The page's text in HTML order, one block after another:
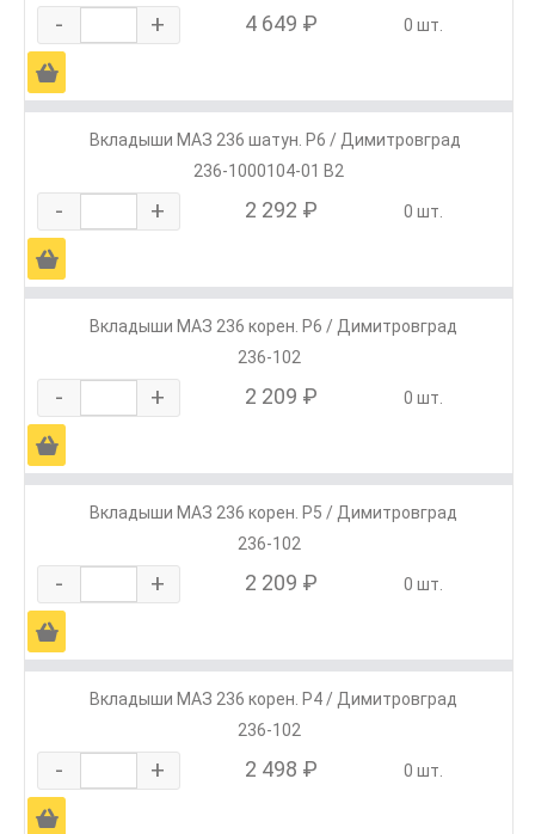
- + 4 649 ₽ 0 шт.
Ä
Вкладыши МАЗ 236 шатун. Р6 / Димитровград
236-1000104-01 В2
- + 2 292 ₽ 0 шт.
Ä
Вкладыши МАЗ 236 корен. Р6 / Димитровград
236-102
- + 2 209 ₽ 0 шт.
Ä
Вкладыши МАЗ 236 корен. Р5 / Димитровград
236-102
- + 2 209 ₽ 0 шт.
Ä
Вкладыши МАЗ 236 корен. Р4 / Димитровград
236-102
- + 2 498 ₽ 0 шт.
Ä